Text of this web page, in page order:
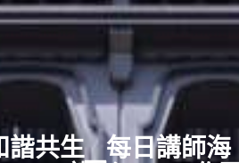
共生__每日講師海